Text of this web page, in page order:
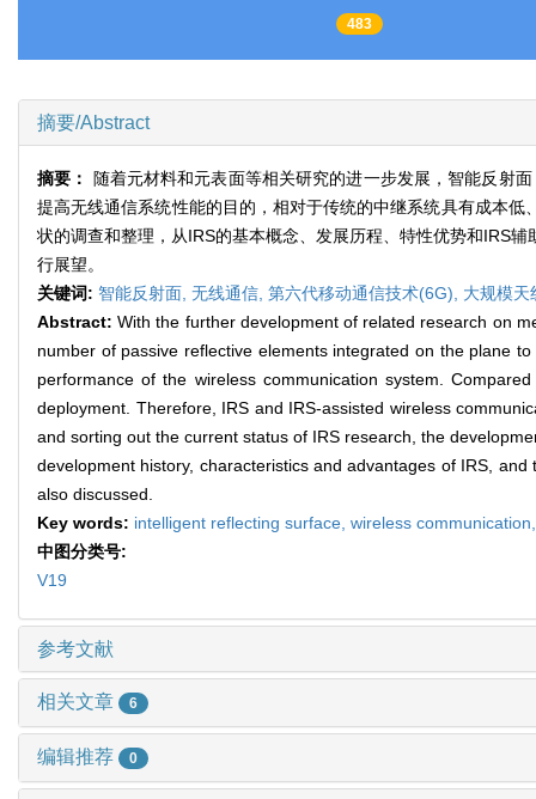
483
摘要/Abstract
摘要： 随着元材料和元表面等相关研究的进一步发展，智能反射
提高无线通信系统性能的目的，相对于传统的中继系统具有成本
状的调查和整理，从IRS的基本概念、发展历程、特性优势和IRS
行展望。
关键词: 智能反射面, 无线通信, 第六代移动通信技术(6G), 大规模
Abstract:With the further development of related research on
number of passive reflective elements integrated on the plane
performance of the wireless communication system.
deployment. Therefore, IRS and IRS-assisted wireless
and sorting out the current status of IRS research, the
development history, characteristics and advantages of IRS,
also discussed.
Key words: intelligent reflecting surface, wireless
中图分类号:
V19
参考文献
相关文章 6
编辑推荐 0